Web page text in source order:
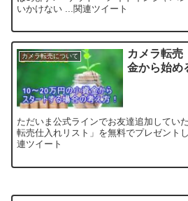
いかけない ...関連ツイート
カメラ転売について
カメラ転
金から始め
ただいま公式ラインでお友達追加してい
転売仕入れリスト」を無料でプレゼント
連ツイート